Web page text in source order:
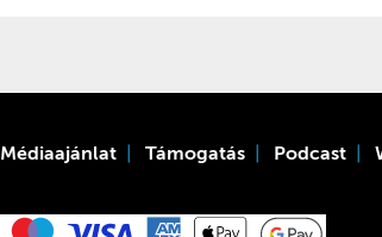
Médiaajánlat Támogatás Podcast